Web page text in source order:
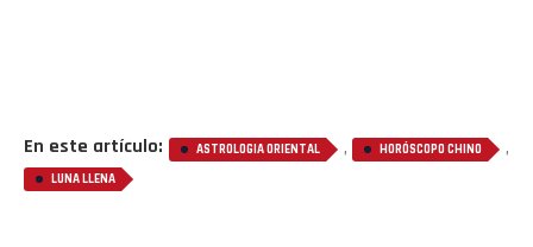
En este artículo: ASTROLOGIA ORIENTAL , HORÓSCOPO CHINO ,
LUNA LLENA